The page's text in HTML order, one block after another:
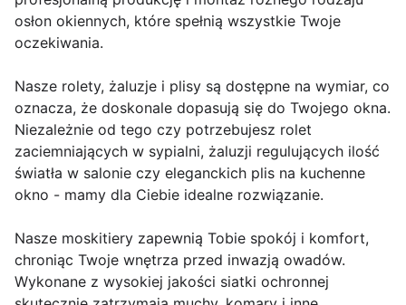
osłon okiennych, które spełnią wszystkie Twoje
oczekiwania.
Nasze rolety, żaluzje i plisy są dostępne na wymiar, co
oznacza, że doskonale dopasują się do Twojego okna.
Niezależnie od tego czy potrzebujesz rolet
zaciemniających w sypialni, żaluzji regulujących ilość
światła w salonie czy eleganckich plis na kuchenne
okno - mamy dla Ciebie idealne rozwiązanie.
Nasze moskitiery zapewnią Tobie spokój i komfort,
chroniąc Twoje wnętrza przed inwazją owadów.
Wykonane z wysokiej jakości siatki ochronnej